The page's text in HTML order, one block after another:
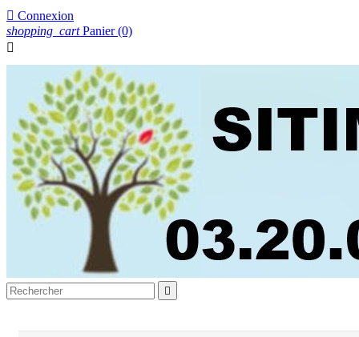
 Connexion
shopping_cart Panier (0)

